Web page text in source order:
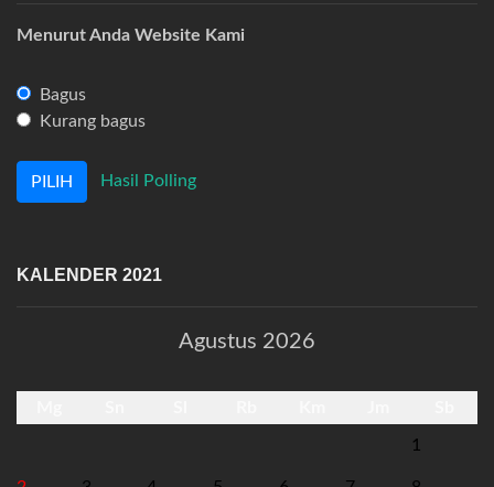
Menurut Anda Website Kami
Bagus
Kurang bagus
Hasil Polling
KALENDER 2021
Agustus 2026
1